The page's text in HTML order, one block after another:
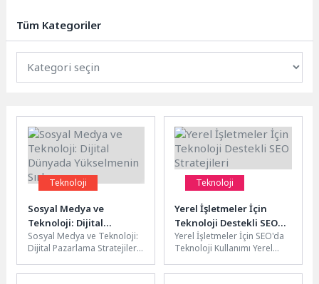
perakende...
Tüm Kategoriler
Teknoloji
Sosyal Medya ve
Teknoloji: Dijital
Dünyada Yükselmenin
Sırları
Sosyal Medya ve Teknoloji:
Dijital Pazarlama Stratejileri
teknolojinin hızla geliştiği
Teknoloji
Yerel İşletmeler İçin
Teknoloji Destekli SEO
Stratejileri
Yerel İşletmeler İçin SEO'da
Teknoloji Kullanımı Yerel
çalışmaları, teknolojinin